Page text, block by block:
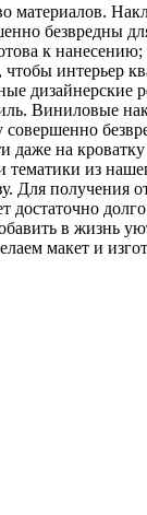
материалов.
безвредны
к
чтобы интерьер
Виниловые
на кроватку
из
Для получения
достаточно
в
макет и